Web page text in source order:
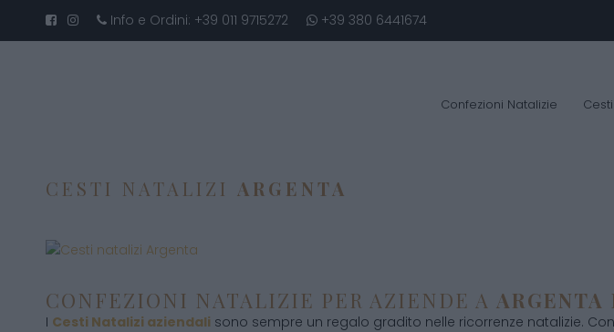
Info e Ordini: +39 011 9715272 +39 380 6441674
Confezioni Natalizie
CESTI NATALIZI ARGENTA
CONFEZIONI NATALIZIE PER AZIENDE A ARGENTA
I Cesti Natalizi aziendali sono sempre un regalo gradito nelle ricorrenze natalizie. Con